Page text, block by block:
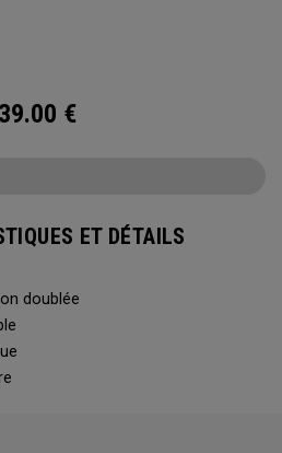
39.00 €
ET DÉTAILS
doublée